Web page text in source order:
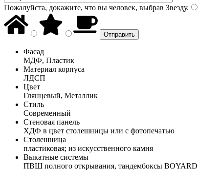
Пожалуйста, докажите, что вы человек, выбрав Звезду.
Фасад
МДФ, Пластик
Материал корпуса
ЛДСП
Цвет
Глянцевый, Металлик
Стиль
Современный
Стеновая панель
ХДФ в цвет столешницы или с фотопечатью
Столешница
пластиковая; из искусственного камня
Выкатные системы
ПВШ полного открывания, тандембоксы BOYARD